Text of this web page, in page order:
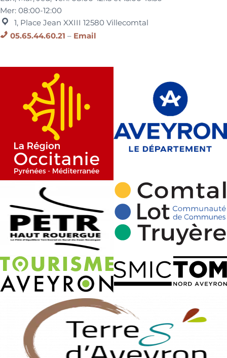
Mer:08:00-12:00
1, Place Jean XXIII 12580 Villecomtal
05.65.44.60.21 – Email